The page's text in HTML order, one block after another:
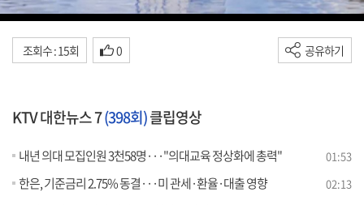
조회수 : 15회 0 공유하기
KTV 대한뉴스 7(398회)클립영상
내년 의대 모집인원 3천58명···"의대교육 정상화에 총력" 01:53
한은, 기준금리 2.75% 동결···미 관세·환율·대출 영향 02:13